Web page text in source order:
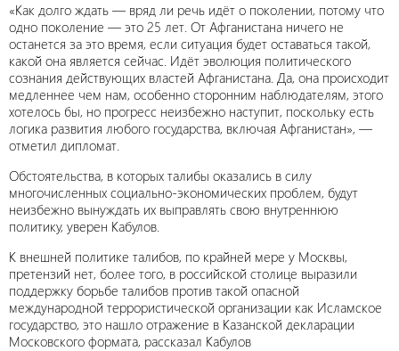
«Как долго ждать — вряд ли речь идёт о поколении, потому что
одно поколение — это 25 лет. От Афганистана ничего не
останется за это время, если ситуация будет оставаться такой,
какой она является сейчас. Идёт эволюция политического
сознания действующих властей Афганистана. Да, она происходит
медленнее чем нам, особенно сторонним наблюдателям, этого
хотелось бы, но прогресс неизбежно наступит, поскольку есть
логика развития любого государства, включая Афганистан», —
отметил дипломат.
Обстоятельства, в которых талибы оказались в силу
многочисленных социально-экономических проблем, будут
неизбежно вынуждать их выправлять свою внутреннюю
политику, уверен Кабулов.
К внешней политике талибов, по крайней мере у Москвы,
претензий нет, более того, в российской столице выразили
поддержку борьбе талибов против такой опасной
международной террористической организации как Исламское
государство, это нашло отражение в Казанской декларации
Московского формата, рассказал Кабулов